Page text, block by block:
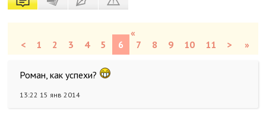
«
<
1 2 3 4 5 6 7 8 9 10 11 > »
Роман, как успехи?
13:22 15 янв 2014